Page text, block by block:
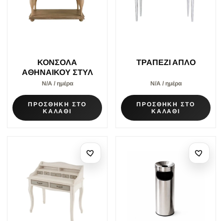
ΚΟΝΣΟΛΑ
ΑΘΗΝΑΙΚΟΥ ΣΤΥΛ
Ν/Α / ημέρα
ΠΡΟΣΘΗΚΗ ΣΤΟ
ΚΑΛΑΘΙ
ΤΡΑΠΕΖΙ ΑΠΛΟ
Ν/Α / ημέρα
ΠΡΟΣΘΗΚΗ ΣΤΟ
ΚΑΛΑΘΙ